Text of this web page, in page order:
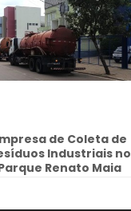
de Coleta de
Industriais no
Renato Maia